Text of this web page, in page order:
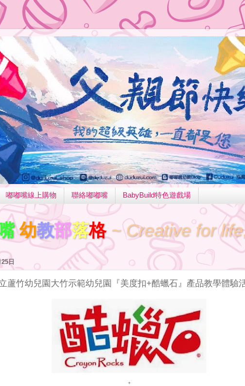
嘟嘟嘴線上購物 聯絡嘟嘟嘴 BabyBuild特色遊戲場
幼教部落格 ~ Creative for
日
蘆竹幼兒園大竹示範幼兒園『美度扣+酷蠟石』產品教學體驗
+